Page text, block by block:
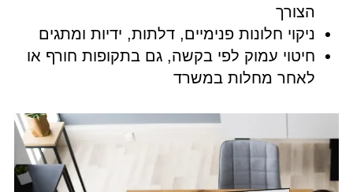
הצורך
ניקוי חלונות פנימיים, דלתות, ידיות ומתגים
חיטוי עמוק לפי בקשה, גם בתקופות חורף או
לאחר מחלות במשרד